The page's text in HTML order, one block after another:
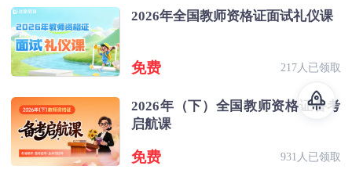
2026年全国教师资格证面试礼仪课
免费 217人已领取
2026年（下）全国教师资格证备考
启航课
免费 931人已领取